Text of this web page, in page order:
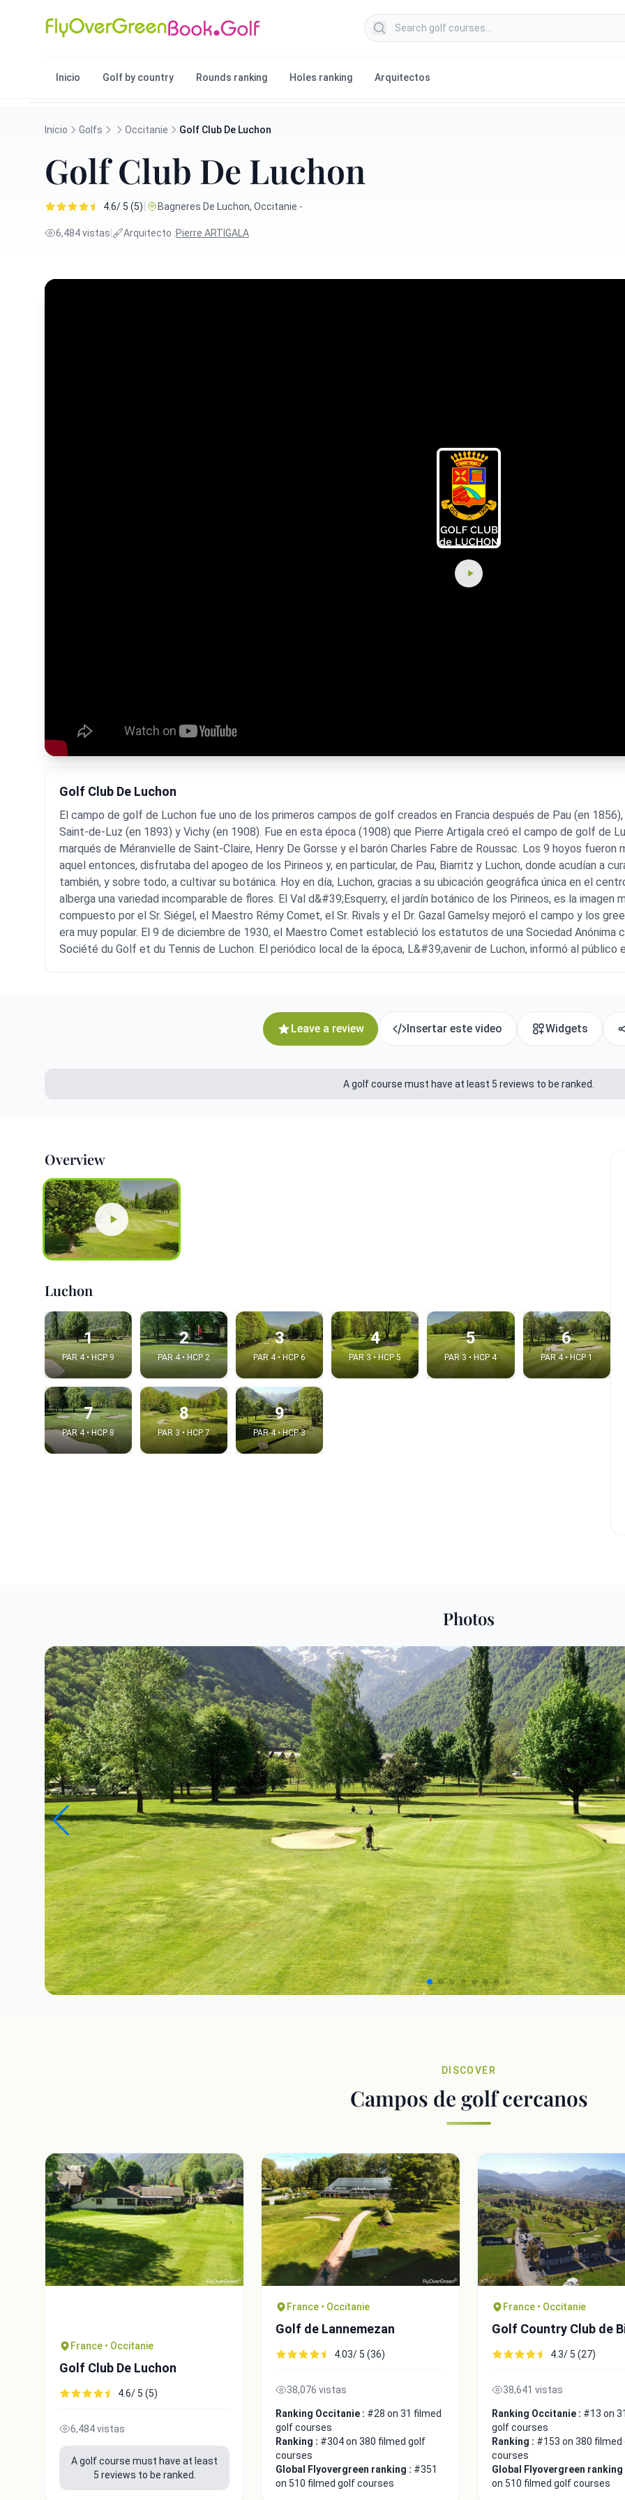
Search golf courses
Inicio Golf by country Rounds ranking Holes ranking Arquitectos
Inicio Golfs Occitanie Golf Club De Luchon
Golf Club De Luchon
4.6/ 5 (5)| Bagneres De Luchon, Occitanie -
6,484 vistas Arquitecto :Pierre ARTIGALA
Golf Club De Luchon
El campo de golf de Luchon fue uno de los primeros campos de golf creados en Francia después de Pau (en
Saint-de-Luz (en 1893) y Vichy (en 1908). Fue en esta época (1908) que Pierre Artigala creó el campo de golf de
marqués de Méranvielle de Saint-Claire, Henry De Gorsse y el barón Charles Fabre de Roussac. Los 9 hoyos
aquel entonces, disfrutaba del apogeo de los Pirineos y, en particular, de Pau, Biarritz y Luchon, donde acudían a
también, y sobre todo, a cultivar su botánica. Hoy en día, Luchon, gracias a su ubicación geográfica única en el
alberga una variedad incomparable de flores. El Val d&#39;Esquerry, el jardín botánico de los Pirineos, es la imagen
compuesto por el Sr. Siégel, el Maestro Rémy Comet, el Sr. Rivals y el Dr. Gazal Gamelsy mejoró el campo y los
era muy popular. El 9 de diciembre de 1930, el Maestro Comet estableció los estatutos de una Sociedad Anónima
Société du Golf et du Tennis de Luchon. El periódico local de la época, L&#39;avenir de Luchon, informó al público
Leave a review Insertar este video Widgets
A golf course must have at least 5 reviews to be ranked.
Overview
Luchon
1
PAR 4 • HCP 9
2
PAR 4 • HCP 2
3
PAR 4 • HCP 6
4
PAR 3 • HCP 5
5
PAR 3 • HCP 4
6
PAR 4 • HCP 1
7
PAR 4 • HCP 8
8
PAR 3 • HCP 7
9
PAR 4 • HCP 3
Photos
DISCOVER
Campos de golf cercanos
France • Occitanie
Golf Club De Luchon
4.6/ 5 (5)
6,484 vistas
A golf course must have at least
5 reviews to be ranked.
France • Occitanie
Golf de Lannemezan
4.03/ 5 (36)
38,076 vistas
Ranking Occitanie : #28 on 31 filmed
golf courses
Ranking : #304 on 380 filmed golf
courses
Global Flyovergreen ranking : #351
on 510 filmed golf courses
France • Occitanie
Golf Country Club de
4.3/ 5 (27)
38,641 vistas
Ranking Occitanie : #13 on
golf courses
Ranking : #153 on 380 filmed
courses
Global Flyovergreen ranking
on 510 filmed golf courses
Integrate video